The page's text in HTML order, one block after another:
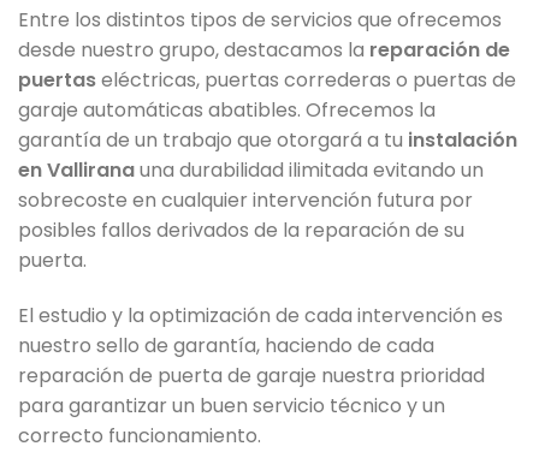
Entre los distintos tipos de servicios que ofrecemos
desde nuestro grupo, destacamos la reparación de
puertaseléctricas, puertas correderas o puertas de
garaje automáticas abatibles. Ofrecemos la
garantía de un trabajo que otorgará a tu instalación
en Valliranauna durabilidad ilimitada evitando un
sobrecoste en cualquier intervención futura por
posibles fallos derivados de la reparación de su
puerta.
El estudio y la optimización de cada intervención es
nuestro sello de garantía, haciendo de cada
reparación de puerta de garaje nuestra prioridad
para garantizar un buen servicio técnico y un
correcto funcionamiento.